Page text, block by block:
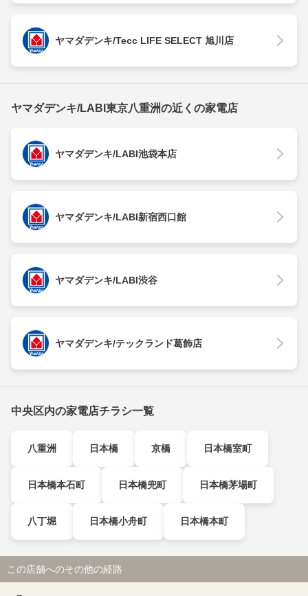
ヤマダデンキ/Tecc LIFE SELECT 旭川店
ヤマダデンキ/LABI東京八重洲の近くの家電店
ヤマダデンキ/LABI池袋本店
ヤマダデンキ/LABI新宿西口館
ヤマダデンキ/LABI渋谷
ヤマダデンキ/テックランド葛飾店
中央区内の家電店チラシ一覧
八重洲 日本橋 京橋 日本橋室町
日本橋本石町 日本橋兜町 日本橋茅場町
八丁堀 日本橋小舟町 日本橋本町
この店舗へのその他の経路